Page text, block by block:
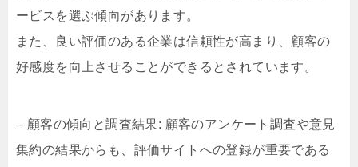
ービスを選ぶ傾向があります。
また、良い評価のある企業は信頼性が高まり、顧客の
好感度を向上させることができるとされています。
– 顧客の傾向と調査結果: 顧客のアンケート調査や意見
集約の結果からも、評価サイトへの登録が重要である